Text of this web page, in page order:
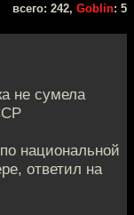
всего: 242, Goblin: 5
не сумела
национальной
ответил на